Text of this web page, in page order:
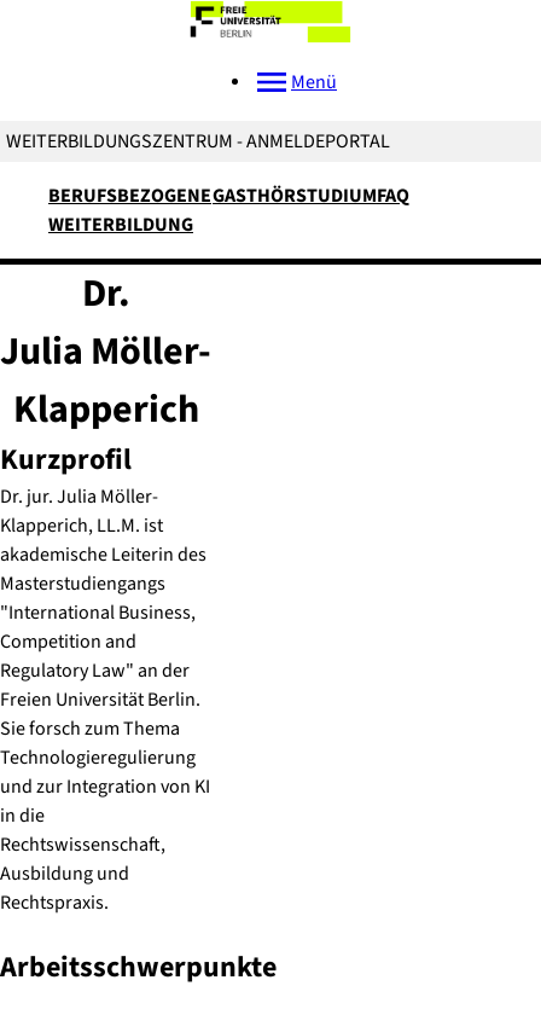
Menü
WEITERBILDUNGSZENTRUM - ANMELDEPORTAL
BERUFSBEZOGENE
WEITERBILDUNG
GASTHÖRSTUDIUMFAQ
Dr.
Julia Möller-
Klapperich
Kurzprofil
Dr. jur. Julia Möller-
Klapperich, LL.M. ist
akademische Leiterin des
Masterstudiengangs
"International Business,
Competition and
Regulatory Law" an der
Freien Universität Berlin.
Sie forsch zum Thema
Technologieregulierung
und zur Integration von KI
in die
Rechtswissenschaft,
Ausbildung und
Rechtspraxis.
Arbeitsschwerpunkte